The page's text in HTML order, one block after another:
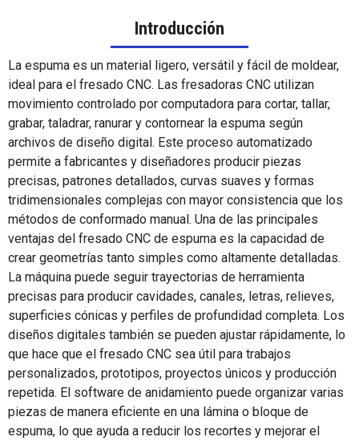
Introducción
La espuma es un material ligero, versátil y fácil de moldear,
ideal para el fresado CNC. Las fresadoras CNC utilizan
movimiento controlado por computadora para cortar, tallar,
grabar, taladrar, ranurar y contornear la espuma según
archivos de diseño digital. Este proceso automatizado
permite a fabricantes y diseñadores producir piezas
precisas, patrones detallados, curvas suaves y formas
tridimensionales complejas con mayor consistencia que los
métodos de conformado manual. Una de las principales
ventajas del fresado CNC de espuma es la capacidad de
crear geometrías tanto simples como altamente detalladas.
La máquina puede seguir trayectorias de herramienta
precisas para producir cavidades, canales, letras, relieves,
superficies cónicas y perfiles de profundidad completa. Los
diseños digitales también se pueden ajustar rápidamente, lo
que hace que el fresado CNC sea útil para trabajos
personalizados, prototipos, proyectos únicos y producción
repetida. El software de anidamiento puede organizar varias
piezas de manera eficiente en una lámina o bloque de
espuma, lo que ayuda a reducir los recortes y mejorar el